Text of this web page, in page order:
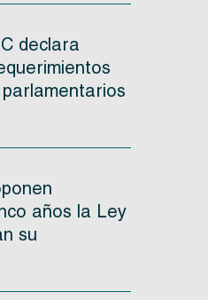
declara
años la Ley
su